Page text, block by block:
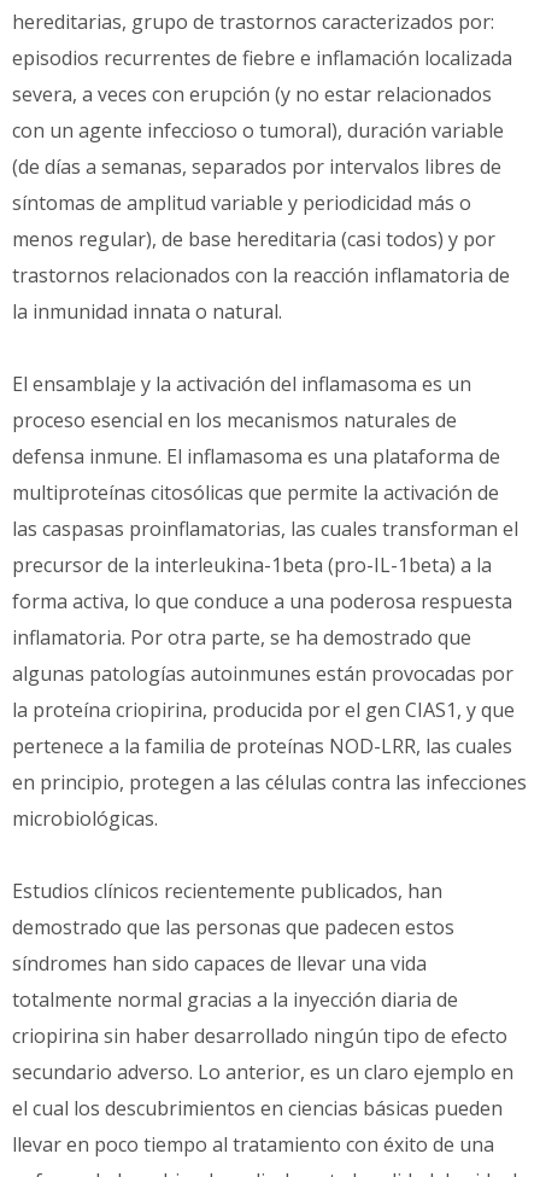
hereditarias, grupo de trastornos caracterizados por:
episodios recurrentes de fiebre e inflamación localizada
severa, a veces con erupción (y no estar relacionados
con un agente infeccioso o tumoral), duración variable
(de días a semanas, separados por intervalos libres de
síntomas de amplitud variable y periodicidad más o
menos regular), de base hereditaria (casi todos) y por
trastornos relacionados con la reacción inflamatoria de
la inmunidad innata o natural.
El ensamblaje y la activación del inflamasoma es un
proceso esencial en los mecanismos naturales de
defensa inmune. El inflamasoma es una plataforma de
multiproteínas citosólicas que permite la activación de
las caspasas proinflamatorias, las cuales transforman el
precursor de la interleukina-1beta (pro-IL-1beta) a la
forma activa, lo que conduce a una poderosa respuesta
inflamatoria. Por otra parte, se ha demostrado que
algunas patologías autoinmunes están provocadas por
la proteína criopirina, producida por el gen CIAS1, y que
pertenece a la familia de proteínas NOD-LRR, las cuales
en principio, protegen a las células contra las infecciones
microbiológicas.
Estudios clínicos recientemente publicados, han
demostrado que las personas que padecen estos
síndromes han sido capaces de llevar una vida
totalmente normal gracias a la inyección diaria de
criopirina sin haber desarrollado ningún tipo de efecto
secundario adverso. Lo anterior, es un claro ejemplo en
el cual los descubrimientos en ciencias básicas pueden
llevar en poco tiempo al tratamiento con éxito de una